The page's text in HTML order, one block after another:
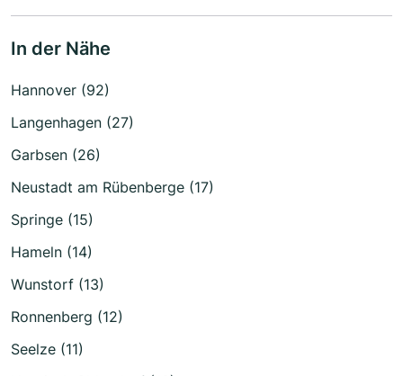
In der Nähe
Hannover (92)
Langenhagen (27)
Garbsen (26)
Neustadt am Rübenberge (17)
Springe (15)
Hameln (14)
Wunstorf (13)
Ronnenberg (12)
Seelze (11)